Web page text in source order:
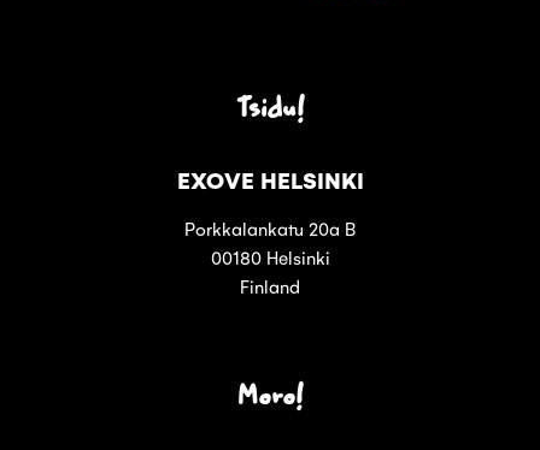
Tsidu!
EXOVE HELSINKI
Porkkalankatu 20a B
00180 Helsinki
Finland
Moro!